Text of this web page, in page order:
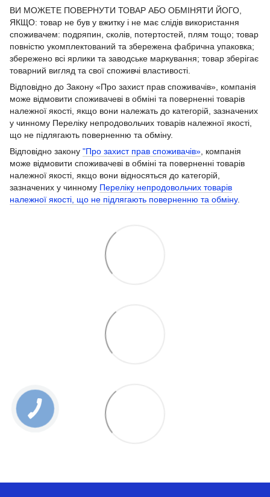
ВИ МОЖЕТЕ ПОВЕРНУТИ ТОВАР АБО ОБМІНЯТИ ЙОГО,
ЯКЩО: товар не був у вжитку і не має слідів використання
споживачем: подряпин, сколів, потертостей, плям тощо; товар
повністю укомплектований та збережена фабрична упаковка;
збережено всі ярлики та заводське маркування; товар зберігає
товарний вигляд та свої споживчі властивості.
Відповідно до Закону «Про захист прав споживачів», компанія
може відмовити споживачеві в обміні та поверненні товарів
належної якості, якщо вони належать до категорій, зазначених
у чинному Переліку непродовольчих товарів належної якості,
що не підлягають поверненню та обміну.
Відповідно закону "Про захист прав споживачів» , компанія
може відмовити споживачеві в обміні та поверненні товарів
належної якості, якщо вони відносяться до категорій,
зазначених у чинному Переліку непродовольчих товарів
належної якості, що не підлягають поверненню та обміну.